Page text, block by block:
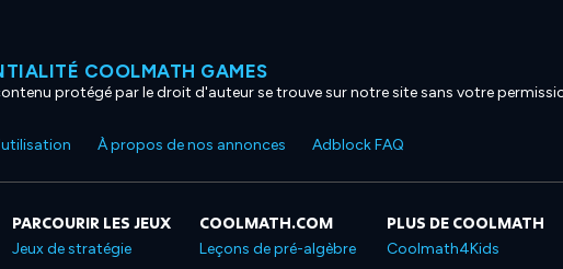
COOLMATH GAMES
protégé par le droit d'auteur se trouve sur notre site sans votre
À propos de nos annonces Adblock FAQ
PARCOURIR LES JEUX
Jeux de stratégie
COOLMATH.COM
Leçons de pré-algèbre
PLUS DE COOLMATH
Coolmath4Kids